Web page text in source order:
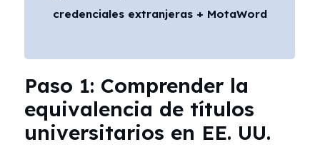
credenciales extranjeras + MotaWord
Paso 1: Comprender la
equivalencia de títulos
universitarios en EE. UU.